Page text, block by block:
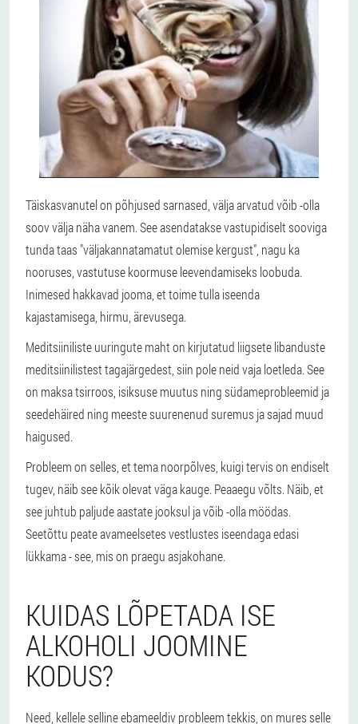
Täiskasvanutel on põhjused sarnased, välja arvatud võib -olla
soov välja näha vanem. See asendatakse vastupidiselt sooviga
tunda taas "väljakannatamatut olemise kergust", nagu ka
nooruses, vastutuse koormuse leevendamiseks loobuda.
Inimesed hakkavad jooma, et toime tulla iseenda
kajastamisega, hirmu, ärevusega.
Meditsiiniliste uuringute maht on kirjutatud liigsete libanduste
meditsiinilistest tagajärgedest, siin pole neid vaja loetleda. See
on maksa tsirroos, isiksuse muutus ning südameprobleemid ja
seedehäired ning meeste suurenenud suremus ja sajad muud
haigused.
Probleem on selles, et tema noorpõlves, kuigi tervis on endiselt
tugev, näib see kõik olevat väga kauge. Peaaegu võlts. Näib, et
see juhtub paljude aastate jooksul ja võib -olla möödas.
Seetõttu peate avameelsetes vestlustes iseendaga edasi
lükkama - see, mis on praegu asjakohane.
KUIDAS LÕPETADA ISE
ALKOHOLI JOOMINE
KODUS?
Need, kellele selline ebameeldiv probleem tekkis, on mures selle